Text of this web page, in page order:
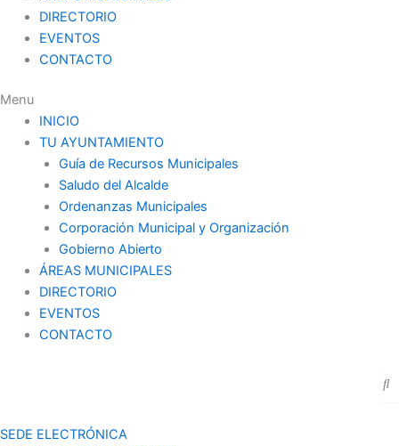
DIRECTORIO
EVENTOS
CONTACTO
Menu
INICIO
TU AYUNTAMIENTO
Guía de Recursos Municipales
Saludo del Alcalde
Ordenanzas Municipales
Corporación Municipal y Organización
Gobierno Abierto
ÁREAS MUNICIPALES
DIRECTORIO
EVENTOS
CONTACTO
SEDE ELECTRÓNICA